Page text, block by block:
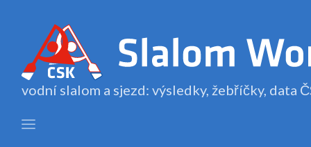
vodní slalom a sjezd: výsledky, žebříčky, data